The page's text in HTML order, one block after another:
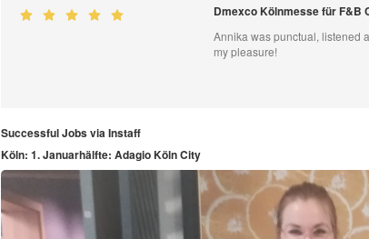
Dmexco Kölnmesse für F&B
Annika was punctual, listened
my pleasure!
Successful Jobs via Instaff
Köln: 1. Januarhälfte: Adagio Köln City